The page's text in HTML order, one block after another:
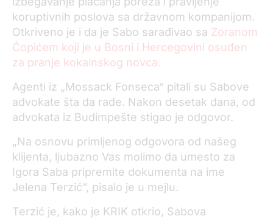
koruptivnih poslova sa državnom kompanijom.
Otkriveno je i da je Sabo sarađivao sa Zoranom
Ćopićem koji je u Bosni i Hercegovini osuđen
za pranje kokainskog novca.
Agenti iz „Mossack Fonseca“ pitali su Sabove
advokate šta da rade. Nakon desetak dana, od
advokata iz Budimpešte stigao je odgovor.
„Na osnovu primljenog odgovora od našeg
klijenta, ljubazno Vas molimo da umesto za
Igora Saba pripremite dokumenta na ime
Jelena Terzić“, pisalo je u mejlu.
Terzić je, kako je KRIK otkrio, Sabova